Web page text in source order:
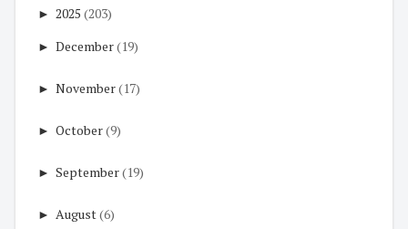
► 2025 (203)
► December(19)
► November(17)
► October(9)
► September(19)
► August(6)